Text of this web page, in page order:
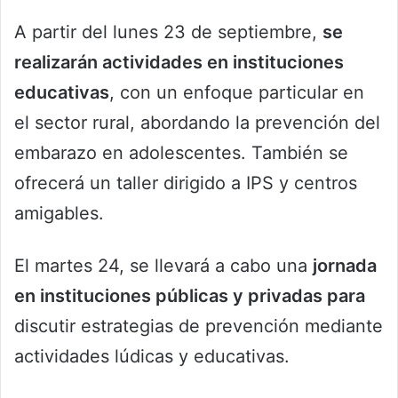
A partir del lunes 23 de septiembre, se
realizarán actividades en instituciones
educativas, con un enfoque particular en
el sector rural, abordando la prevención del
embarazo en adolescentes. También se
ofrecerá un taller dirigido a IPS y centros
amigables.
El martes 24, se llevará a cabo una jornada
en instituciones públicas y privadas para
discutir estrategias de prevención mediante
actividades lúdicas y educativas.